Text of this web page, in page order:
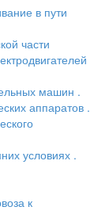
в пути
части
машин .
аппаратов .
условиях .
к